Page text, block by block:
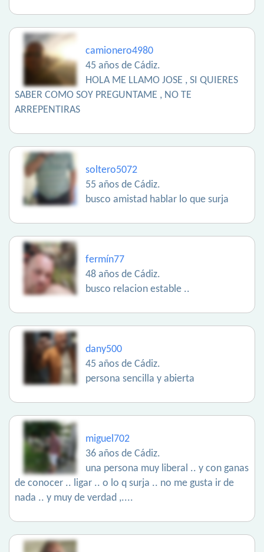
camionero4980
45 años de Cádiz.
HOLA ME LLAMO JOSE , SI QUIERES
SABER COMO SOY PREGUNTAME , NO TE
ARREPENTIRAS
soltero5072
55 años de Cádiz.
busco amistad hablar lo que surja
fermín77
48 años de Cádiz.
busco relacion estable ..
dany500
45 años de Cádiz.
persona sencilla y abierta
miguel702
36 años de Cádiz.
una persona muy liberal .. y con ganas
de conocer .. ligar .. o lo q surja .. no me gusta ir de
nada .. y muy de verdad ,....